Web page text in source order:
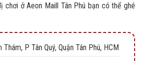
chơi ở Aeon Maill Tân Phú bạn có thể ghé
P Tân Quý, Quận Tân Phú, HCM